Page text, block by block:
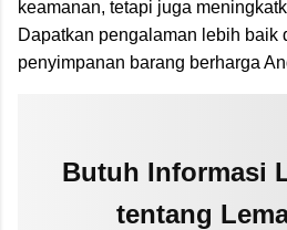
keamanan, tetapi juga
Dapatkan pengalaman lebih baik
penyimpanan barang berharga
Butuh Informasi
tentang